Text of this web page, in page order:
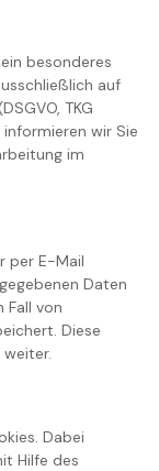
besonderes
auf
TKG
wir Sie
im
per E-Mail
Daten
Fall von
Diese
Dabei
Hilfe des